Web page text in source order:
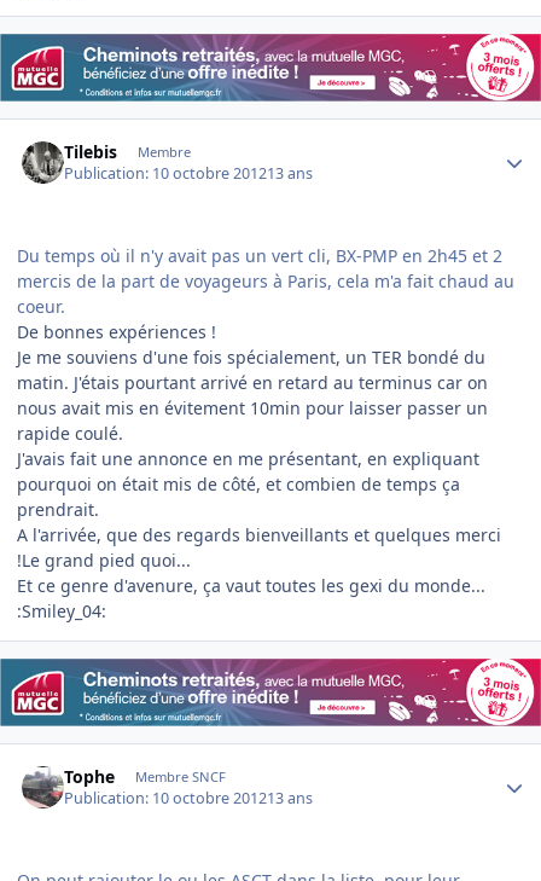
Tilebis Membre
Publication: 10 octobre 201213 ans
Du temps où il n'y avait pas un vert cli, BX-PMP en 2h45 et 2
mercis de la part de voyageurs à Paris, cela m'a fait chaud au
coeur.
De bonnes expériences !
Je me souviens d'une fois spécialement, un TER bondé du
matin. J'étais pourtant arrivé en retard au terminus car on
nous avait mis en évitement 10min pour laisser passer un
rapide coulé.
J'avais fait une annonce en me présentant, en expliquant
pourquoi on était mis de côté, et combien de temps ça
prendrait.
A l'arrivée, que des regards bienveillants et quelques merci
!Le grand pied quoi...
Et ce genre d'avenure, ça vaut toutes les gexi du monde...
:Smiley_04:
Tophe Membre SNCF
Publication: 10 octobre 201213 ans